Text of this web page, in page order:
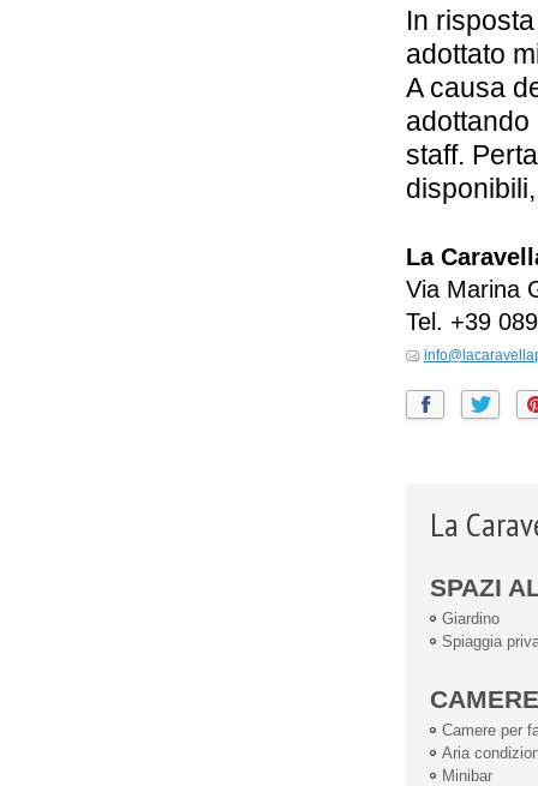
In
adottato
A causa
staff.
La
Via Marina
Tel. +39
La
SPAZI
Giardino
Spiaggia
CAMERE
Camere per
Aria
Minibar